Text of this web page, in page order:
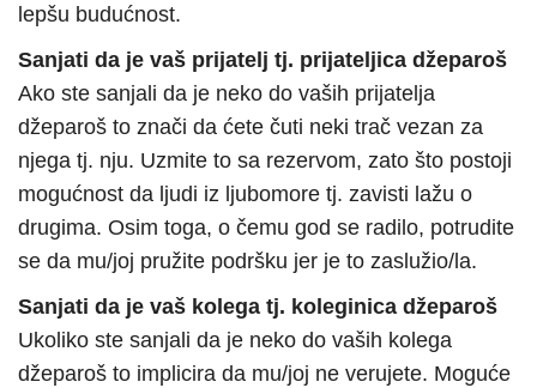
lepšu budućnost.
Sanjati da je vaš prijatelj tj. prijateljica džeparoš
Ako ste sanjali da je neko do vaših prijatelja
džeparoš to znači da ćete čuti neki trač vezan za
njega tj. nju. Uzmite to sa rezervom, zato što postoji
mogućnost da ljudi iz ljubomore tj. zavisti lažu o
drugima. Osim toga, o čemu god se radilo, potrudite
se da mu/joj pružite podršku jer je to zaslužio/la.
Sanjati da je vaš kolega tj. koleginica džeparoš
Ukoliko ste sanjali da je neko do vaših kolega
džeparoš to implicira da mu/joj ne verujete. Moguće